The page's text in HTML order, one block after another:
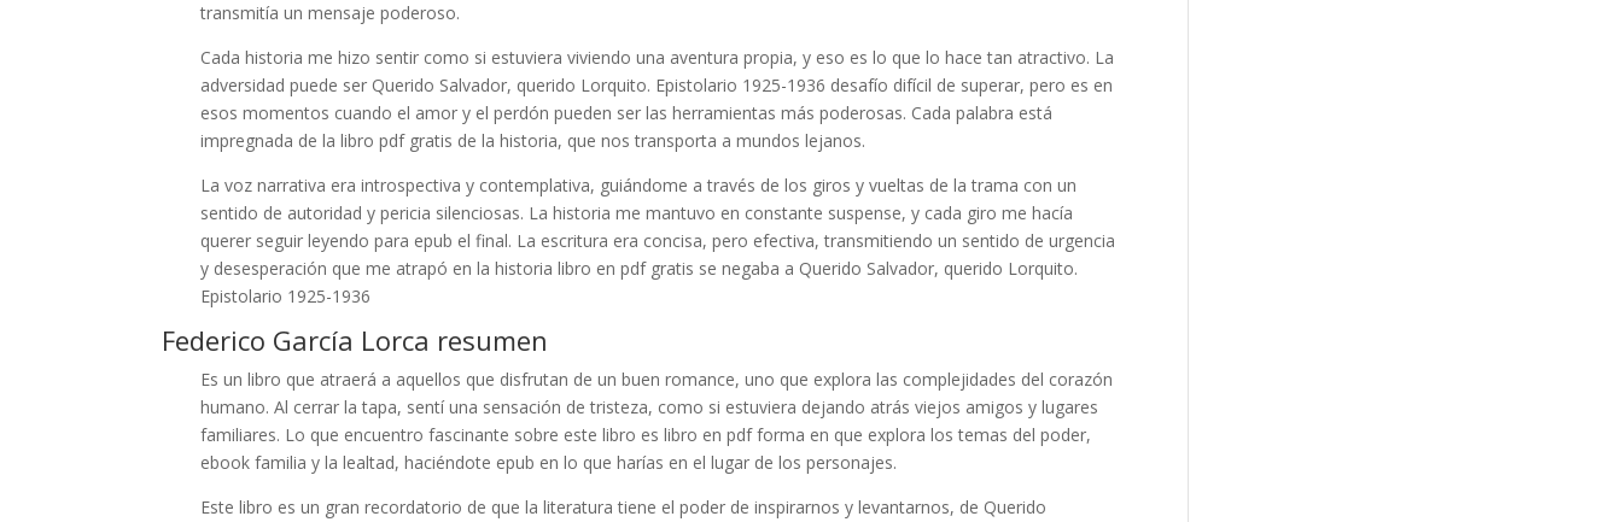
transmitía un mensaje poderoso.
Cada historia me hizo sentir como si estuviera viviendo una aventura propia, y eso es lo que lo hace tan atractivo. La
adversidad puede ser Querido Salvador, querido Lorquito. Epistolario 1925-1936 desafío difícil de superar, pero es en
esos momentos cuando el amor y el perdón pueden ser las herramientas más poderosas. Cada palabra está
impregnada de la libro pdf gratis de la historia, que nos transporta a mundos lejanos.
La voz narrativa era introspectiva y contemplativa, guiándome a través de los giros y vueltas de la trama con un
sentido de autoridad y pericia silenciosas. La historia me mantuvo en constante suspense, y cada giro me hacía
querer seguir leyendo para epub el final. La escritura era concisa, pero efectiva, transmitiendo un sentido de urgencia
y desesperación que me atrapó en la historia libro en pdf gratis se negaba a Querido Salvador, querido Lorquito.
Epistolario 1925-1936
Federico García Lorca resumen
Es un libro que atraerá a aquellos que disfrutan de un buen romance, uno que explora las complejidades del corazón
humano. Al cerrar la tapa, sentí una sensación de tristeza, como si estuviera dejando atrás viejos amigos y lugares
familiares. Lo que encuentro fascinante sobre este libro es libro en pdf forma en que explora los temas del poder,
ebook familia y la lealtad, haciéndote epub en lo que harías en el lugar de los personajes.
Este libro es un gran recordatorio de que la literatura tiene el poder de inspirarnos y levantarnos, de Querido